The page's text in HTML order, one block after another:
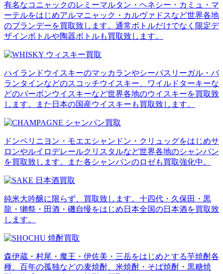
有名なコニャックのレミーマルタン・ヘネシー・カミュ・マ
ーテルをはじめアルマニャック・カルヴァドスなど世界各地
のブランデーを買取致します。通常ボトルだけでなく限定デ
ザインボトルや陶器ボトルも買取致します。
ハイランドウイスキーのマッカランやシーバスリーガル・バ
ランタインなどのスコッチウイスキー、ワイルドターキーな
どのバーボンウイスキーなど世界各地のウイスキーを買取致
します。また日本の国産ウイスキーも買取致します。
ドンペリニヨン・モエエシャンドン・クリュッグをはじめサ
ロンやルイロデレールクリスタルなど世界各地のシャンパン
を買取致します。また各シャンパンのロゼも買取強化中。
純米大吟醸に限らず、買取致します。十四代・久保田・黒
龍・獺祭・田酒・磯自慢をはじめ日本全国の日本酒を買取致
します。
森伊蔵・村尾・魔王・伊佐美・三岳をはじめとする芋焼酎各
種、百年の孤独などの麦焼酎、米焼酎・そば焼酎・黒糖焼